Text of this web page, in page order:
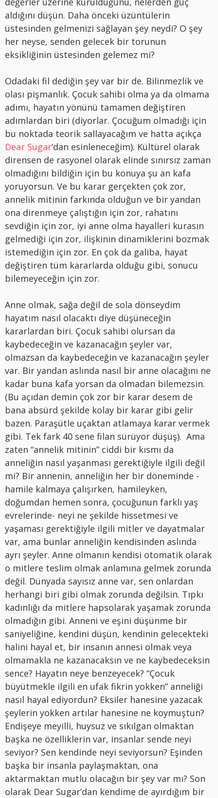
aldığını düşün. Daha önceki üzüntülerin
üstesinden gelmenizi sağlayan şey neydi? O şey
her neyse, senden gelecek bir torunun
eksikliğinin üstesinden gelemez mi?
Odadaki fil dediğin şey var bir de. Bilinmezlik ve
olası pişmanlık. Çocuk sahibi olma ya da olmama
adımı, hayatın yönünü tamamen değiştiren
adımlardan biri (diyorlar. Çocuğum olmadığı için
bu noktada teorik sallayacağım ve hatta açıkça
Dear Sugar‘dan esinleneceğim). Kültürel olarak
dirensen de rasyonel olarak elinde sınırsız zaman
olmadığını bildiğin için bu konuya şu an kafa
yoruyorsun. Ve bu karar gerçekten çok zor,
annelik mitinin farkında olduğun ve bir yandan
ona direnmeye çalıştığın için zor, rahatını
sevdiğin için zor, iyi anne olma hayalleri kurasın
gelmediği için zor, ilişkinin dinamiklerini bozmak
istemediğin için zor. En çok da galiba, hayat
değiştiren tüm kararlarda olduğu gibi, sonucu
bilemeyeceğin için zor.
Anne olmak, sağa değil de sola dönseydim
hayatım nasıl olacaktı diye düşüneceğin
kararlardan biri. Çocuk sahibi olursan da
kaybedeceğin ve kazanacağın şeyler var,
olmazsan da kaybedeceğin ve kazanacağın şeyler
var. Bir yandan aslında nasıl bir anne olacağını ne
kadar buna kafa yorsan da olmadan bilemezsin.
(Bu açıdan demin çok zor bir karar desem de
bana absürd şekilde kolay bir karar gibi gelir
bazen. Paraşütle uçaktan atlamaya karar vermek
gibi. Tek fark 40 sene filan sürüyor düşüş). Ama
zaten “annelik mitinin” ciddi bir kısmı da
anneliğin nasıl yaşanması gerektiğiyle ilgili değil
mi? Bir annenin, anneliğin her bir döneminde -
hamile kalmaya çalışırken, hamileyken,
doğumdan hemen sonra, çocuğunun farklı yaş
evrelerinde- neyi ne şekilde hissetmesi ve
yaşaması gerektiğiyle ilgili mitler ve dayatmalar
var, ama bunlar anneliğin kendisinden aslında
ayrı şeyler. Anne olmanın kendisi otomatik olarak
o mitlere teslim olmak anlamına gelmek zorunda
değil. Dünyada sayısız anne var, sen onlardan
herhangi biri gibi olmak zorunda değilsin. Tıpkı
kadınlığı da mitlere hapsolarak yaşamak zorunda
olmadığın gibi. Anneni ve eşini düşünme bir
saniyeliğine, kendini düşün, kendinin gelecekteki
halini hayal et, bir insanın annesi olmak veya
olmamakla ne kazanacaksın ve ne kaybedeceksin
sence? Hayatın neye benzeyecek? “Çocuk
büyütmekle ilgili en ufak fikrin yokken” anneliği
nasıl hayal ediyordun? Eksiler hanesine yazacak
şeylerin yokken artılar hanesine ne koymuştun?
Endişeye meyilli, huysuz ve sıkılgan olmaktan
başka ne özelliklerin var, insanlar sende neyi
seviyor? Sen kendinde neyi seviyorsun? Eşinden
başka bir insanla paylaşmaktan, ona
aktarmaktan mutlu olacağın bir şey var mı? Son
olarak Dear Sugar’dan kendime de ayırdığım bir